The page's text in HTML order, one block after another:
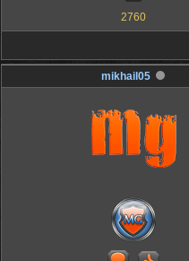
2760
mikhail05